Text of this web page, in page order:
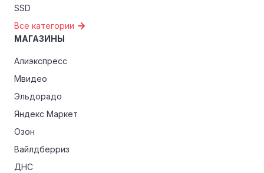
SSD
Все категории
МАГАЗИНЫ
Алиэкспресс
Мвидео
Эльдорадо
Яндекс Маркет
Озон
Вайлдберриз
ДНС